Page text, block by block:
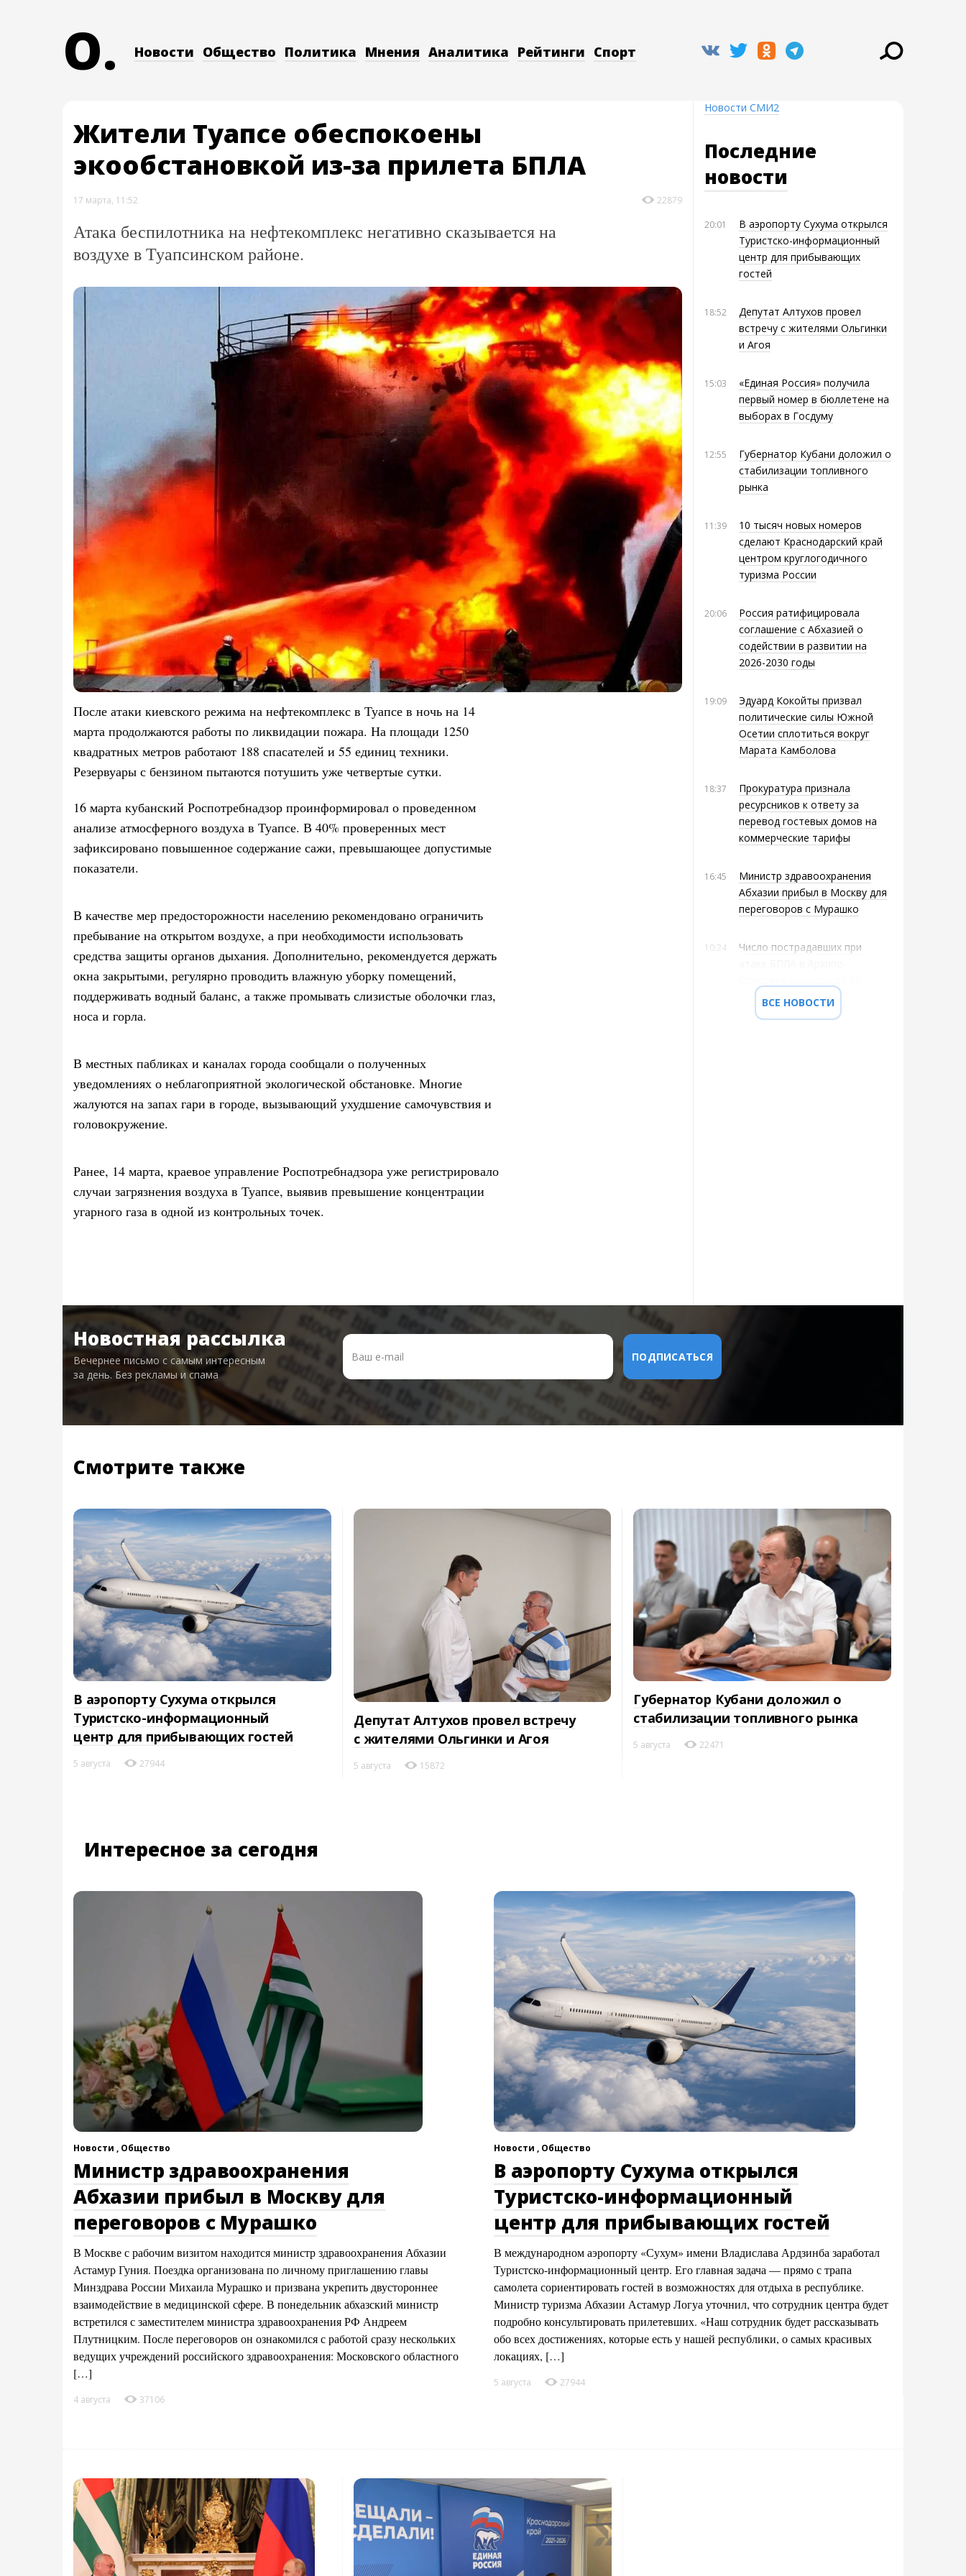
O. Новости Общество Политика Мнения Аналитика Рейтинги Спорт
Жители Туапсе обеспокоены
экообстановкой из-за прилета БПЛА
17 марта, 11:52 22879
Атака беспилотника на нефтекомплекс негативно сказывается на
воздухе в Туапсинском районе.
После атаки киевского режима на нефтекомплекс в Туапсе в ночь на 14
марта продолжаются работы по ликвидации пожара. На площади 1250
квадратных метров работают 188 спасателей и 55 единиц техники.
Резервуары с бензином пытаются потушить уже четвертые сутки.
16 марта кубанский Роспотребнадзор проинформировал о проведенном
анализе атмосферного воздуха в Туапсе. В 40% проверенных мест
зафиксировано повышенное содержание сажи, превышающее допустимые
показатели.
В качестве мер предосторожности населению рекомендовано ограничить
пребывание на открытом воздухе, а при необходимости использовать
средства защиты органов дыхания. Дополнительно, рекомендуется держать
окна закрытыми, регулярно проводить влажную уборку помещений,
поддерживать водный баланс, а также промывать слизистые оболочки глаз,
носа и горла.
В местных пабликах и каналах города сообщали о полученных
уведомлениях о неблагоприятной экологической обстановке. Многие
жалуются на запах гари в городе, вызывающий ухудшение самочувствия и
головокружение.
Ранее, 14 марта, краевое управление Роспотребнадзора уже регистрировало
случаи загрязнения воздуха в Туапсе, выявив превышение концентрации
угарного газа в одной из контрольных точек.
Новости СМИ2
Последние
новости
20:01
В аэропорту Сухума открылся
Туристско-информационный
центр для прибывающих
гостей
18:52
Депутат Алтухов провел
встречу с жителями Ольгинки
и Агоя
15:03
«Единая Россия» получила
первый номер в бюллетене на
выборах в Госдуму
12:55
Губернатор Кубани доложил о
стабилизации топливного
рынка
11:39
10 тысяч новых номеров
сделают Краснодарский край
центром круглогодичного
туризма России
20:06
Россия ратифицировала
соглашение с Абхазией о
содействии в развитии на
2026-2030 годы
19:09
Эдуард Кокойты призвал
политические силы Южной
Осетии сплотиться вокруг
Марата Камболова
18:37
Прокуратура признала
ресурсников к ответу за
перевод гостевых домов на
коммерческие тарифы
16:45
Министр здравоохранения
Абхазии прибыл в Москву для
переговоров с Мурашко
10:24
Число пострадавших при
ВСЕ НОВОСТИ
Новостная рассылка
Вечернее письмо с самым интересным
за день. Без рекламы и спама
Смотрите также
В аэропорту Сухума открылся
Туристско-информационный
центр для прибывающих гостей
5 августа 27944
Депутат Алтухов провел встречу
с жителями Ольгинки и Агоя
5 августа 15872
Губернатор Кубани доложил о
стабилизации топливного рынка
5 августа 22471
Интересное за сегодня
Новости , Общество
Министр здравоохранения
Абхазии прибыл в Москву для
переговоров с Мурашко
В Москве с рабочим визитом находится министр здравоохранения Абхазии
Астамур Гуния. Поездка организована по личному приглашению главы
Минздрава России Михаила Мурашко и призвана укрепить двустороннее
взаимодействие в медицинской сфере. В понедельник абхазский министр
встретился с заместителем министра здравоохранения РФ Андреем
Плутницким. После переговоров он ознакомился с работой сразу нескольких
ведущих учреждений российского здравоохранения: Московского областного
[…]
4 августа 37106
Новости , Общество
В аэропорту Сухума открылся
Туристско-информационный
центр для прибывающих гостей
В международном аэропорту «Сухум» имени Владислава Ардзинба заработал
Туристско-информационный центр. Его главная задача — прямо с трапа
самолета сориентировать гостей в возможностях для отдыха в республике.
Министр туризма Абхазии Астамур Логуа уточнил, что сотрудник центра будет
подробно консультировать прилетевших. «Наш сотрудник будет рассказывать
обо всех достижениях, которые есть у нашей республики, о самых красивых
локациях, […]
5 августа 27944